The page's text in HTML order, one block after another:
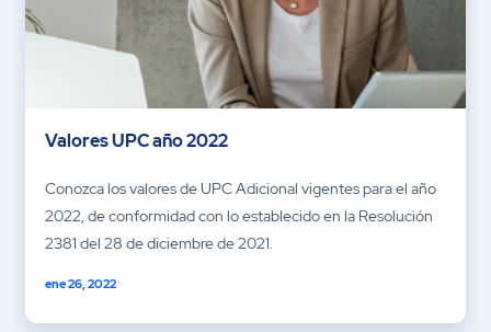
Valores UPC año 2022
Conozca los valores de UPC Adicional vigentes para el año
2022, de conformidad con lo establecido en la Resolución
2381 del 28 de diciembre de 2021.
ene 26, 2022